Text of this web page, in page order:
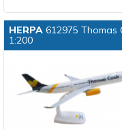
HERPA612975 Thomas
1:200